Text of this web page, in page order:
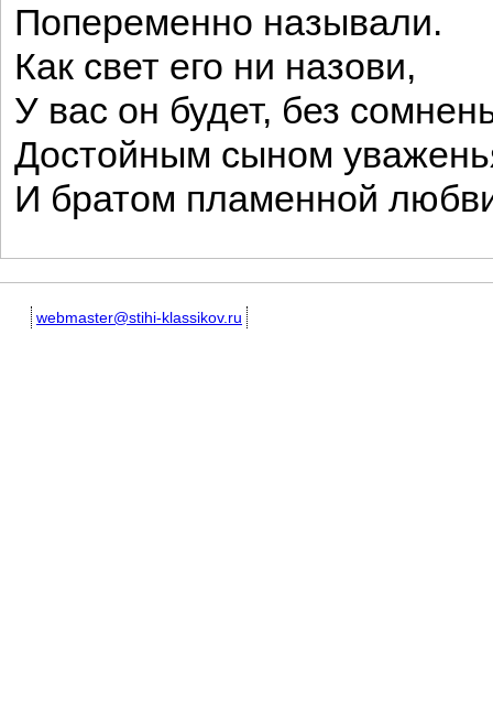
Попеременно называли.
Как свет его ни назови,
У вас он будет, без
Достойным сыном
И братом пламенной
webmaster@stihi-klassikov.ru